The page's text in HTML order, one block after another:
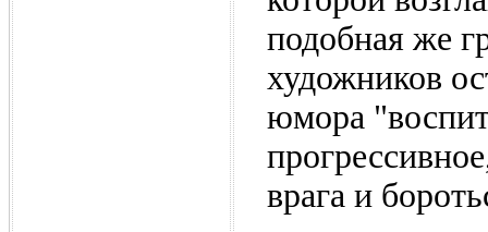
подобная же
художников
юмора
врага и